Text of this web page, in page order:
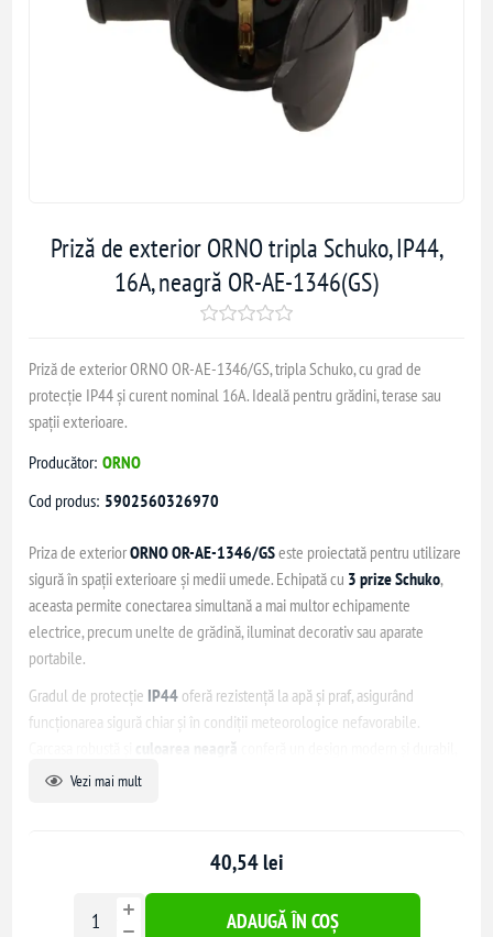
Priză de exterior ORNO tripla Schuko, IP44,
16A, neagră OR-AE-1346(GS)
Priză de exterior ORNO OR-AE-1346/GS, tripla Schuko, cu grad de
protecție IP44 și curent nominal 16A. Ideală pentru grădini, terase sau
spații exterioare.
Producător: ORNO
Cod produs: 5902560326970
Priza de exteriorORNO OR-AE-1346/GSeste proiectată pentru utilizare
sigură în spații exterioare și medii umede. Echipată cu 3 prize Schuko,
aceasta permite conectarea simultană a mai multor echipamente
electrice, precum unelte de grădină, iluminat decorativ sau aparate
portabile.
Gradul de protecție IP44 oferă rezistență la apă și praf, asigurând
funcționarea sigură chiar și în condiții meteorologice nefavorabile.
culoarea neagră
potrivit pentru utilizare în grădini, terase, balcoane sau alte spații
și siguranță în utilizarea echipamentelor electrice. Montajul este simplu,
iar construcția durabilă asigură o utilizare îndelungată.
Vezi mai mult
40,54 lei
ADAUGĂ ÎN COȘ